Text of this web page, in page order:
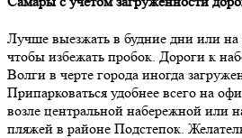
Лучше выезжать в будние дни или
чтобы избежать пробок. Дороги к
Волги в черте города иногда
Припарковаться удобнее всего на
возле центральной набережной или
пляжей в районе Подстепок.